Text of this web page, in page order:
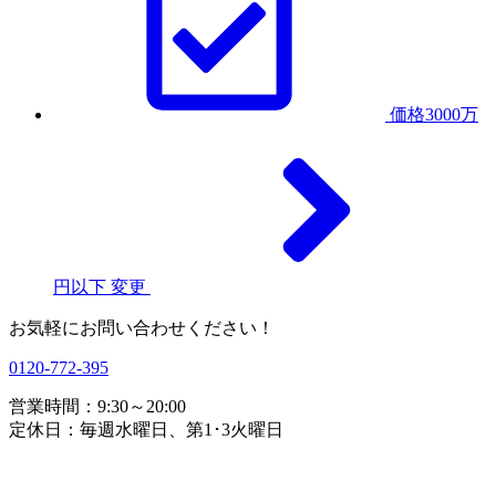
価格3000万
円以下 変更
お気軽にお問い合わせください！
0120-772-395
営業時間：9:30～20:00
定休日：毎週水曜日、第1･3火曜日